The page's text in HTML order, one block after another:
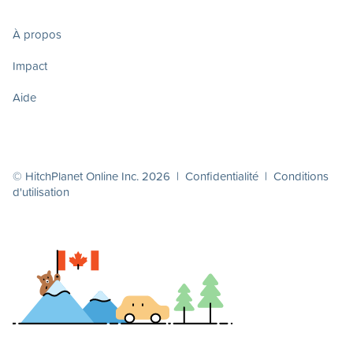
À propos
Impact
Aide
© HitchPlanet Online Inc. 2026 | Confidentialité | Conditions
d'utilisation